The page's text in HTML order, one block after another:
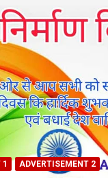
ADVERTISEMENT 2